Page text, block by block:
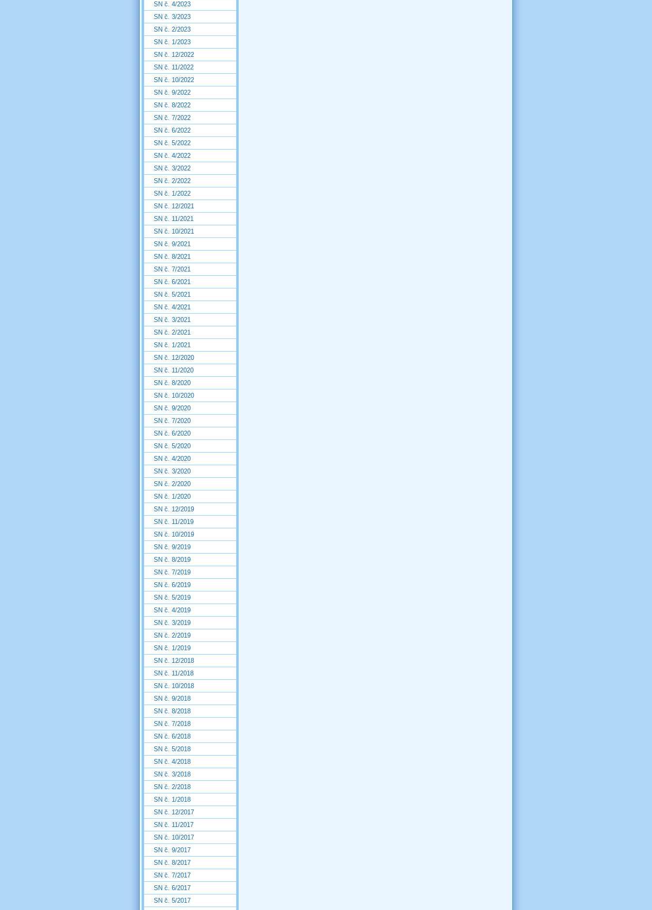
SN č. 4/2023
SN č. 3/2023
SN č. 2/2023
SN č. 1/2023
SN č. 12/2022
SN č. 11/2022
SN č. 10/2022
SN č. 9/2022
SN č. 8/2022
SN č. 7/2022
SN č. 6/2022
SN č. 5/2022
SN č. 4/2022
SN č. 3/2022
SN č. 2/2022
SN č. 1/2022
SN č. 12/2021
SN č. 11/2021
SN č. 10/2021
SN č. 9/2021
SN č. 8/2021
SN č. 7/2021
SN č. 6/2021
SN č. 5/2021
SN č. 4/2021
SN č. 3/2021
SN č. 2/2021
SN č. 1/2021
SN č. 12/2020
SN č. 11/2020
SN č. 8/2020
SN č. 10/2020
SN č. 9/2020
SN č. 7/2020
SN č. 6/2020
SN č. 5/2020
SN č. 4/2020
SN č. 3/2020
SN č. 2/2020
SN č. 1/2020
SN č. 12/2019
SN č. 11/2019
SN č. 10/2019
SN č. 9/2019
SN č. 8/2019
SN č. 7/2019
SN č. 6/2019
SN č. 5/2019
SN č. 4/2019
SN č. 3/2019
SN č. 2/2019
SN č. 1/2019
SN č. 12/2018
SN č. 11/2018
SN č. 10/2018
SN č. 9/2018
SN č. 8/2018
SN č. 7/2018
SN č. 6/2018
SN č. 5/2018
SN č. 4/2018
SN č. 3/2018
SN č. 2/2018
SN č. 1/2018
SN č. 12/2017
SN č. 11/2017
SN č. 10/2017
SN č. 9/2017
SN č. 8/2017
SN č. 7/2017
SN č. 6/2017
SN č. 5/2017